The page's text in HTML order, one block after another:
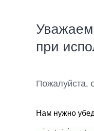
при
Пожалуйста,
Нам нужно